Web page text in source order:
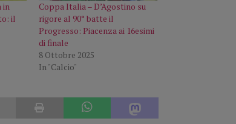
in
il
Coppa Italia – D’Agostino su
rigore al 90° batte il
Progresso: Piacenza ai 16esimi
di finale
8 Ottobre 2025
In "Calcio"